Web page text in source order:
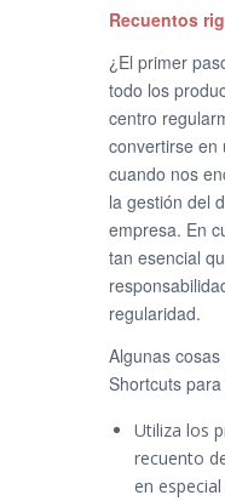
Recuentos
¿El primer
todo los
centro
convertirse en
cuando nos
la gestión del
empresa. En
tan esencial
regularidad.
Algunas
Shortcuts
Utiliza los
recuento
en